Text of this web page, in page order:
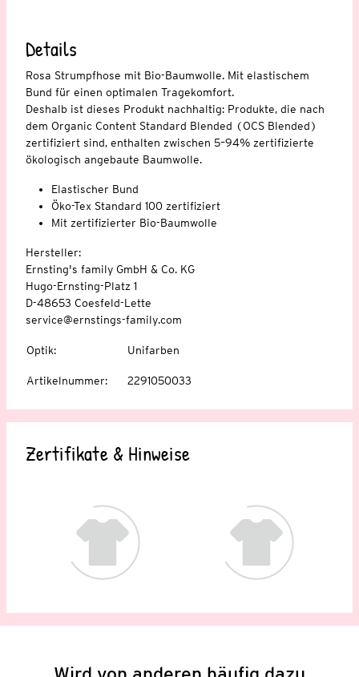
Details
Rosa Strumpfhose mit Bio-Baumwolle. Mit elastischem
Bund für einen optimalen Tragekomfort.
Deshalb ist dieses Produkt nachhaltig: Produkte, die nach
dem Organic Content Standard Blended (OCS Blended)
zertifiziert sind, enthalten zwischen 5–94% zertifizierte
ökologisch angebaute Baumwolle.
Elastischer Bund
Öko-Tex Standard 100 zertifiziert
Mit zertifizierter Bio-Baumwolle
Hersteller:
Ernsting's family GmbH & Co. KG
Hugo-Ernsting-Platz 1
D-48653 Coesfeld-Lette
service@ernstings-family.com
Optik: Unifarben
Artikelnummer: 2291050033
Zertifikate & Hinweise